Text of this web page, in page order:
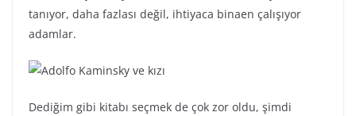
tanıyor, daha fazlası değil, ihtiyaca binaen çalışıyor
adamlar.
Adolfo Kaminsky ve kızı
Dediğim gibi kitabı seçmek de çok zor oldu, şimdi